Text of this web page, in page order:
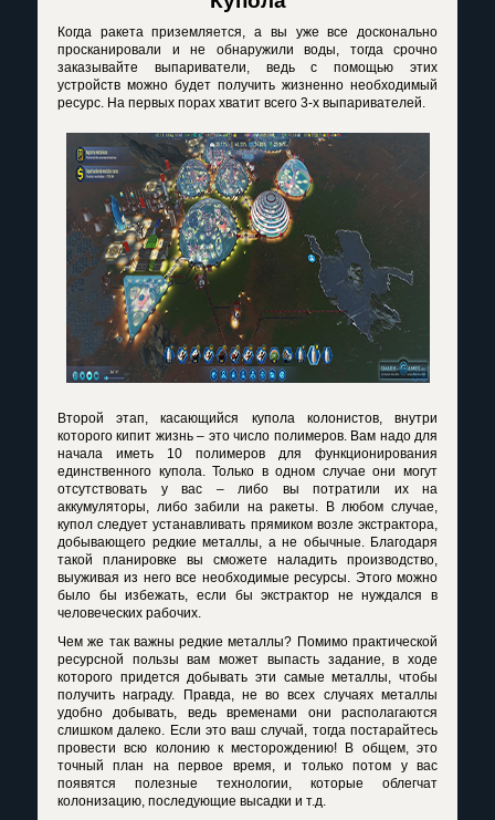
Когда ракета приземляется, а вы уже все досконально
просканировали и не обнаружили воды, тогда срочно
заказывайте выпариватели, ведь с помощью этих
устройств можно будет получить жизненно необходимый
ресурс. На первых порах хватит всего 3-х выпаривателей.
Второй этап, касающийся купола колонистов, внутри
которого кипит жизнь – это число полимеров. Вам надо для
начала иметь 10 полимеров для функционирования
единственного купола. Только в одном случае они могут
отсутствовать у вас – либо вы потратили их на
аккумуляторы, либо забили на ракеты. В любом случае,
купол следует устанавливать прямиком возле экстрактора,
добывающего редкие металлы, а не обычные. Благодаря
такой планировке вы сможете наладить производство,
выуживая из него все необходимые ресурсы. Этого можно
было бы избежать, если бы экстрактор не нуждался в
человеческих рабочих.
Чем же так важны редкие металлы? Помимо практической
ресурсной пользы вам может выпасть задание, в ходе
которого придется добывать эти самые металлы, чтобы
получить награду. Правда, не во всех случаях металлы
удобно добывать, ведь временами они располагаются
слишком далеко. Если это ваш случай, тогда постарайтесь
провести всю колонию к месторождению! В общем, это
точный план на первое время, и только потом у вас
появятся полезные технологии, которые облегчат
колонизацию, последующие высадки и т.д.